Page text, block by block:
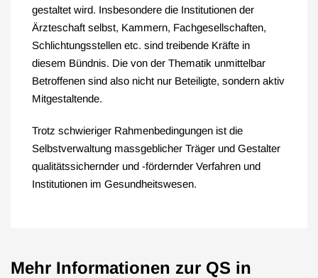
gestaltet wird. Insbesondere die Institutionen der
Ärzteschaft selbst, Kammern, Fachgesellschaften,
Schlichtungsstellen etc. sind treibende Kräfte in
diesem Bündnis. Die von der Thematik unmittelbar
Betroffenen sind also nicht nur Beteiligte, sondern aktiv
Mitgestaltende.
Trotz schwieriger Rahmenbedingungen ist die
Selbstverwaltung massgeblicher Träger und Gestalter
qualitätssichernder und -fördernder Verfahren und
Institutionen im Gesundheitswesen.
Mehr Informationen zur QS in